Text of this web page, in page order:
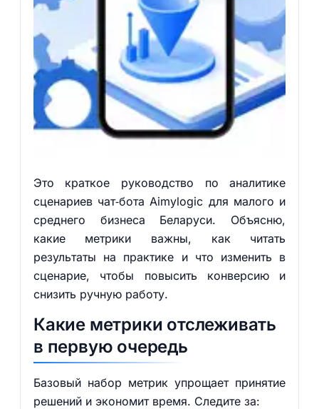
Это краткое руководство по аналитике
сценариев чат‑бота Aimylogic для малого и
среднего бизнеса Беларуси. Объясню,
какие метрики важны, как читать
результаты на практике и что изменить в
сценариe, чтобы повысить конверсию и
снизить ручную работу.
Какие метрики отслеживать
в первую очередь
Базовый набор метрик упрощает принятие
решений и экономит время. Следите за: